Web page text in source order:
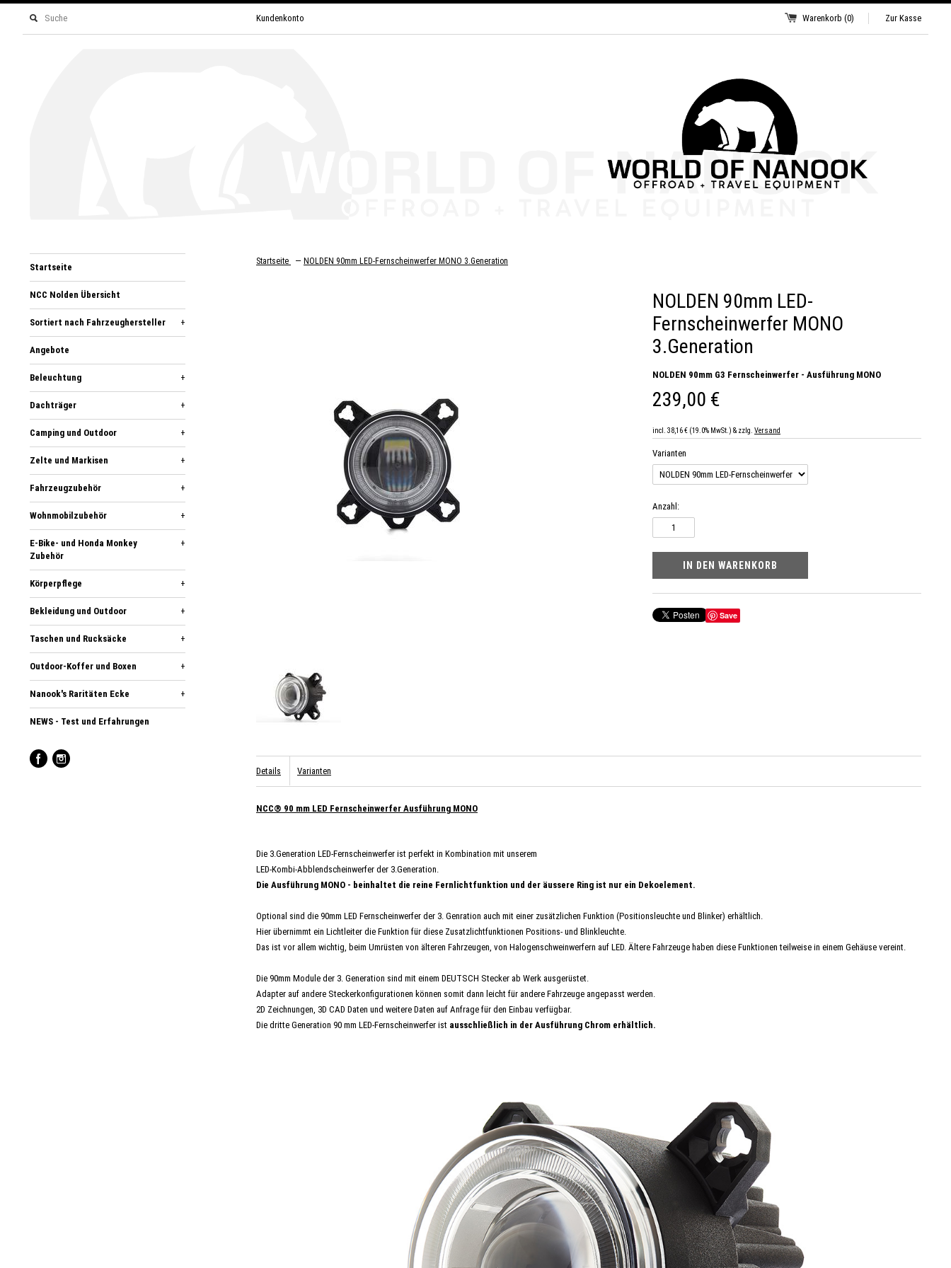
Kundenkonto Warenkorb (0) Zur Kasse
Startseite
NCC Nolden Übersicht
Sortiert nach Fahrzeughersteller +
Angebote
Beleuchtung +
Dachträger +
Camping und Outdoor +
Zelte und Markisen +
Fahrzeugzubehör +
Wohnmobilzubehör +
E-Bike- und Honda Monkey
Zubehör
+
Körperpflege +
Bekleidung und Outdoor +
Taschen und Rucksäcke +
Outdoor-Koffer und Boxen +
Nanook's Raritäten Ecke +
NEWS - Test und Erfahrungen
Startseite — NOLDEN 90mm LED-Fernscheinwerfer MONO 3.Generation
NOLDEN 90mm LED-
Fernscheinwerfer MONO
3.Generation
NOLDEN 90mm G3 Fernscheinwerfer - Ausführung MONO
239,00 €
incl. 38,16 € (19.0% MwSt.) & zzlg. Versand
Varianten
Anzahl:
Save
Details Varianten
NCC® 90 mm LED Fernscheinwerfer Ausführung MONO
Die 3.Generation LED-Fernscheinwerfer ist perfekt in Kombination mit unserem
LED-Kombi-Abblendscheinwerfer der 3.Generation.
Die Ausführung MONO - beinhaltet die reine Fernlichtfunktion und der äussere Ring ist nur ein Dekoelement.
Optional sind die 90mm LED Fernscheinwerfer der 3. Genration auch mit einer zusätzlichen Funktion (Positionsleuchte und Blinker) erhältlich.
Hier übernimmt ein Lichtleiter die Funktion für diese Zusatzlichtfunktionen Positions- und Blinkleuchte.
Das ist vor allem wichtig, beim Umrüsten von älteren Fahrzeugen, von Halogenschweinwerfern auf LED. Ältere Fahrzeuge haben diese Funktionen teilweise in einem Gehäuse vereint.
Die 90mm Module der 3. Generation sind mit einem DEUTSCH Stecker ab Werk ausgerüstet.
Adapter auf andere Steckerkonfigurationen können somit dann leicht für andere Fahrzeuge angepasst werden.
2D Zeichnungen, 3D CAD Daten und weitere Daten auf Anfrage für den Einbau verfügbar.
Die dritte Generation 90 mm LED-Fernscheinwerfer ist ausschließlich in der Ausführung Chrom erhältlich.